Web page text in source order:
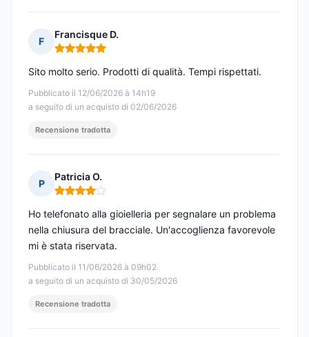
F
Francisque D.
Nota: 5 su 5
Pubblicato il 12/06/2026 à 14h19
a seguito di un acquisto di 02/06/2026
Sito molto serio. Prodotti di qualità. Tempi rispettati.
Recensione tradotta
P
Patricia O.
Nota: 4 su 5
Pubblicato il 11/06/2026 à 09h02
a seguito di un acquisto di 30/05/2026
Ho telefonato alla gioielleria per segnalare un problema
nella chiusura del bracciale. Un'accoglienza favorevole
mi è stata riservata.
Recensione tradotta